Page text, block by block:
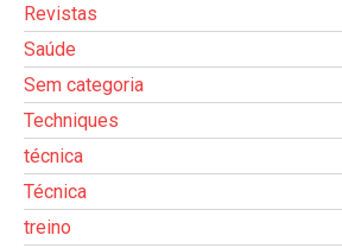
Revistas
Saúde
Sem categoria
Techniques
técnica
Técnica
treino